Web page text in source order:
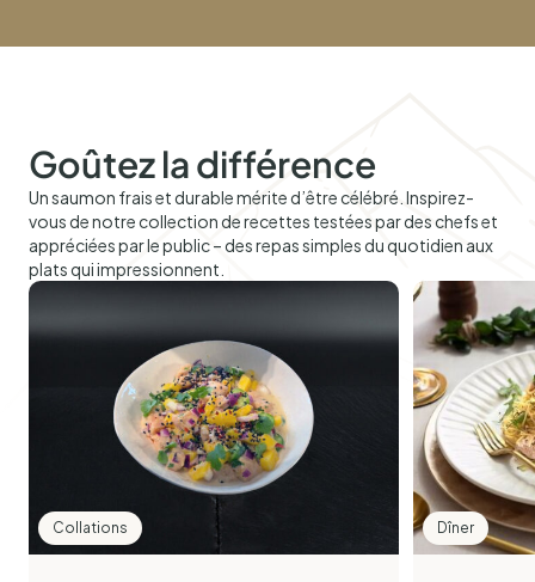
Goûtez la différence
Un saumon frais et durable mérite d’être célébré. Inspirez-
vous de notre collection de recettes testées par des chefs et
appréciées par le public – des repas simples du quotidien aux
plats qui impressionnent.
Collations Dîner